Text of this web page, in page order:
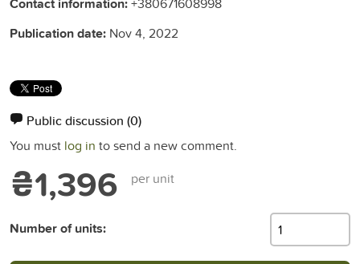
Publication date: Nov 4, 2022
Public discussion (0)
You must log in to send a new comment.
₴1,396 per unit
Number of units: